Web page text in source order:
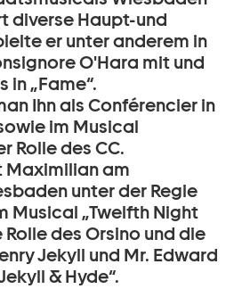
diverse Haupt-und
er unter anderem in
O'Hara mit und
in „Fame“.
Ihn als Conférencier in
im Musical
Rolle des CC.
Maximilian am
unter der Regie
Musical „Twelfth Night
Rolle des Orsino und die
Jekyll und Mr. Edward
& Hyde“.